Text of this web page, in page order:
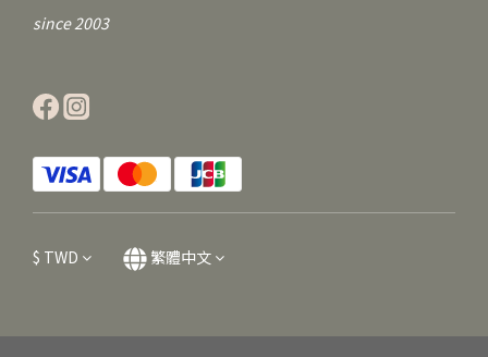
since 2003
$ TWD 繁體中文